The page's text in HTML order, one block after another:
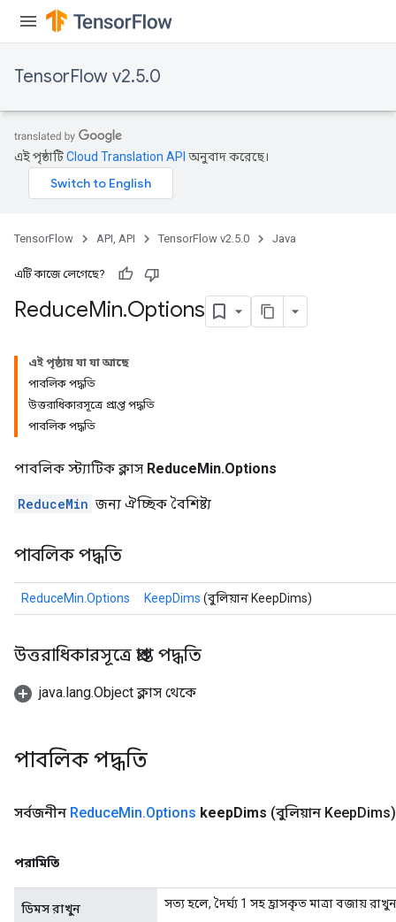
TensorFlow v2.5.0
এই পৃষ্ঠাটিCloud Translation API অনুবাদ করেছে।
TensorFlow API, API TensorFlow v2.5.0 Java
এটি কাজে লেগেছে?
ReduceMin.Options
এই পৃষ্ঠায় যা যা আছে
পাবলিক পদ্ধতি
উত্তরাধিকারসূত্রে প্রাপ্ত পদ্ধতি
পাবলিক পদ্ধতি
পাবলিক স্ট্যাটিক ক্লাস ReduceMin.Options
ReduceMin জন্য ঐচ্ছিক বৈশিষ্ট্য
পাবলিক পদ্ধতি
ReduceMin.Options KeepDims (বুলিয়ান KeepDims)
উত্তরাধিকারসূত্রে প্রাপ্ত পদ্ধতি
java.lang.Object ক্লাস থেকে
পাবলিক পদ্ধতি
সর্বজনীন ReduceMin.Options keepDims (বুলিয়ান KeepDims)
পরামিতি
ডিমস রাখুন সত্য হলে, দৈর্ঘ্য 1 সহ হ্রাসকৃত মাত্রা বজায়